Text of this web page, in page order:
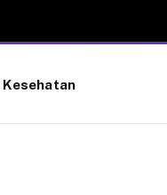
Kesehatan